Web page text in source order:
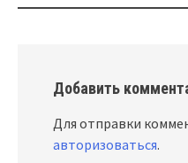
Добавить
Для отправки
авторизоваться.